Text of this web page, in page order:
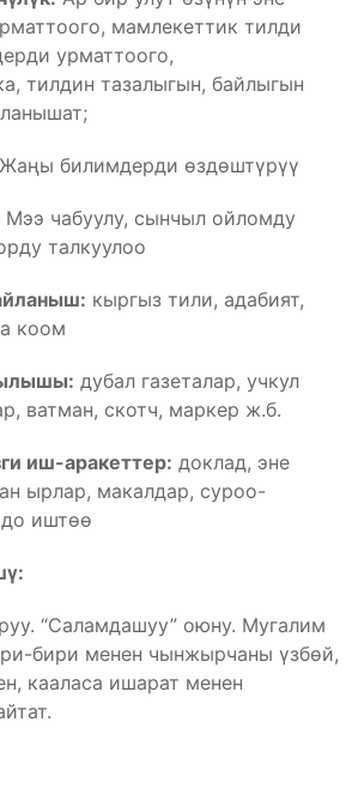
мамлекеттик тилди
урматтоого,
тилдин тазалыгын, байлыгын
Жаңы билимдерди өздөштүрүү
Мээ чабуулу, сынчыл ойломду
талкуулоо
кыргыз тили, адабият,
коом
дубал газеталар, учкул
ватман, скотч, маркер ж.б.
иш-аракеттер: доклад, эне
ырлар, макалдар, суроо-
иштөө
“Саламдашуу” оюну. Мугалим
бири менен чынжырчаны үзбөй,
кааласа ишарат менен